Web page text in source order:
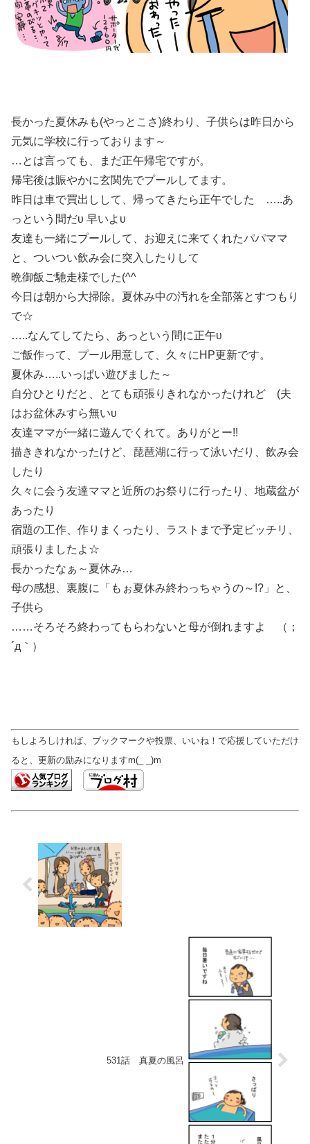
長かった夏休みも(やっとこさ)終わり、子供らは昨日から
元気に学校に行っております～
…とは言っても、まだ正午帰宅ですが。
帰宅後は賑やかに玄関先でプールしてます。
昨日は車で買出しして、帰ってきたら正午でした …..あ
っという間だυ 早いよυ
友達も一緒にプールして、お迎えに来てくれたパパママ
と、ついつい飲み会に突入したりして
晩御飯ご馳走様でした(^^ゞ
今日は朝から大掃除。夏休み中の汚れを全部落とすつもり
で☆
…..なんてしてたら、あっという間に正午υ
ご飯作って、プール用意して、久々にHP更新です。
夏休み…..いっぱい遊びました～
自分ひとりだと、とても頑張りきれなかったけれど (夫
はお盆休みすら無いυ
友達ママが一緒に遊んでくれて。ありがとー!!
描ききれなかったけど、琵琶湖に行って泳いだり、飲み会
したり
久々に会う友達ママと近所のお祭りに行ったり、地蔵盆が
あったり
宿題の工作、作りまくったり、ラストまで予定ビッチリ、
頑張りましたよ☆
長かったなぁ～夏休み…
母の感想、裏腹に「もぉ夏休み終わっちゃうの～!?」と、
子供ら
……そろそろ終わってもらわないと母が倒れますよ （；
´д｀）
もしよろしければ、ブックマークや投票、いいね！で応援していただけ
ると、更新の励みになりますm(_ _)m
531話 真夏の風呂